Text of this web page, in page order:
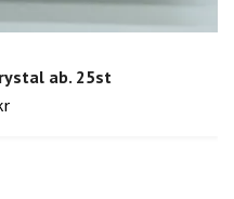
ab. 25st